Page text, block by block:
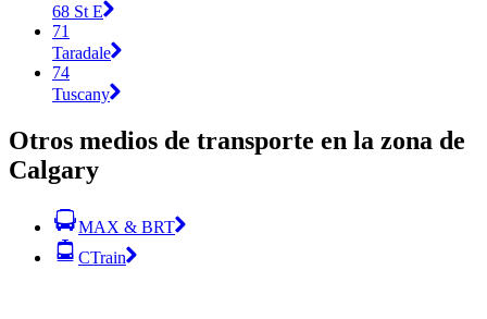
68 St E
71
Taradale
74
Tuscany
Otros medios de transporte en la zona de
Calgary
MAX & BRT
CTrain